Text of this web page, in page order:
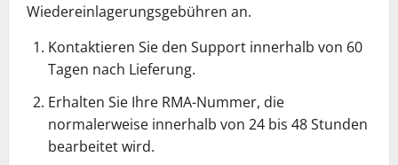
Wiedereinlagerungsgebühren an.
Kontaktieren Sie den Support innerhalb von 60
Tagen nach Lieferung.
Erhalten Sie Ihre RMA-Nummer, die
normalerweise innerhalb von 24 bis 48 Stunden
bearbeitet wird.